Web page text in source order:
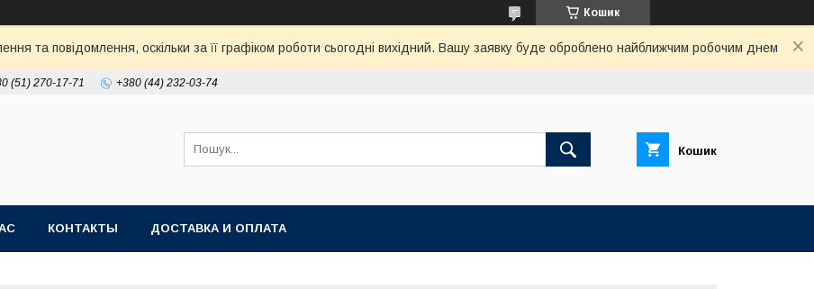
Кошик
та повідомлення, оскільки за її графіком роботи сьогодні вихідний. Вашу заявку буде оброблено найближчим робочим днем
(51) 270-17-71 +380 (44) 232-03-74
Кошик
КОНТАКТЫ ДОСТАВКА И ОПЛАТА